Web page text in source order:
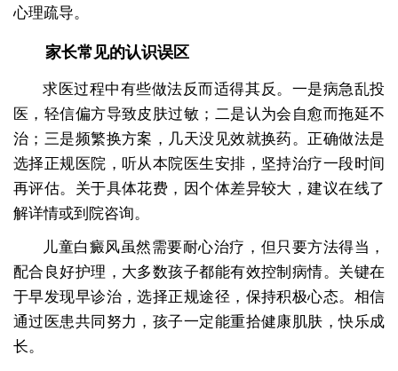
心理疏导。
家长常见的认识误区
求医过程中有些做法反而适得其反。一是病急乱投
医，轻信偏方导致皮肤过敏；二是认为会自愈而拖延不
治；三是频繁换方案，几天没见效就换药。正确做法是
选择正规医院，听从本院医生安排，坚持治疗一段时间
再评估。关于具体花费，因个体差异较大，建议在线了
解详情或到院咨询。
儿童白癜风虽然需要耐心治疗，但只要方法得当，
配合良好护理，大多数孩子都能有效控制病情。关键在
于早发现早诊治，选择正规途径，保持积极心态。相信
通过医患共同努力，孩子一定能重拾健康肌肤，快乐成
长。